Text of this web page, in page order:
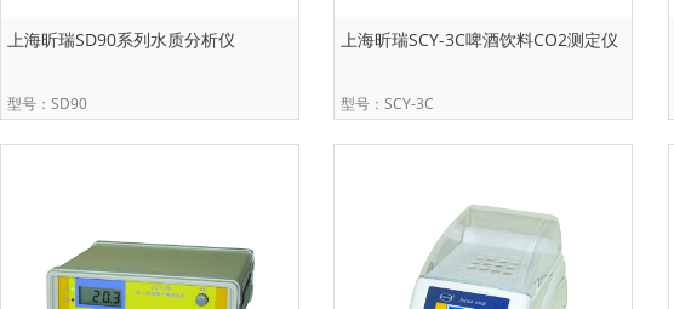
上海昕瑞SD90系列水质分析仪
型号：SD90
上海昕瑞SCY-3C啤酒饮料CO2测定仪
型号：SCY-3C